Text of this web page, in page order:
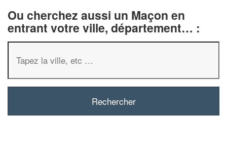
Ou cherchez aussi un Maçon en
entrant votre ville, département… :